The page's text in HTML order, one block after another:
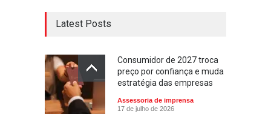
Latest Posts
Consumidor de 2027 troca
preço por confiança e muda
estratégia das empresas
Assessoria de imprensa
17 de julho de 2026